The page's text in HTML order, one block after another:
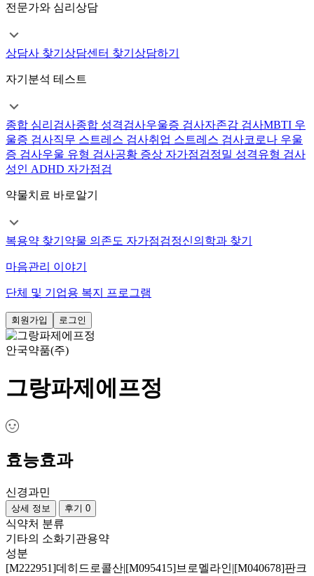
전문가와 심리상담
상담사 찾기 상담센터 찾기 상담하기
자기분석 테스트
종합 심리검사종합 성격검사우울증 검사자존감 검사MBTI 우
울증 검사직무 스트레스 검사취업 스트레스 검사코로나 우울
증 검사우울 유형 검사공황 증상 자가점검정밀 성격유형 검사
성인 ADHD 자가점검
약물치료 바로알기
복용약 찾기 약물 의존도 자가점검정신의학과 찾기
마음관리 이야기
단체 및 기업용 복지 프로그램
회원가입 로그인
안국약품(주)
그랑파제에프정
효능효과
신경과민
상세 정보 후기 0
식약처 분류
기타의 소화기관용약
성분
[M222951]데히드로콜산|[M095415]브로멜라인|[M040678]판크